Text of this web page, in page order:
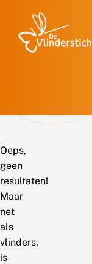
Oeps,
geen
resultaten!
Maar
net
als
vlinders,
is